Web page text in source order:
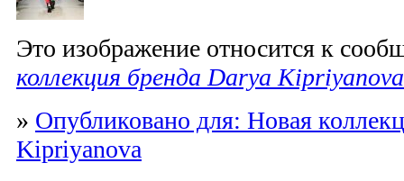
Это изображение относится к
коллекция бренда Darya Kipriyanova
» Опубликовано для: Новая
Kipriyanova